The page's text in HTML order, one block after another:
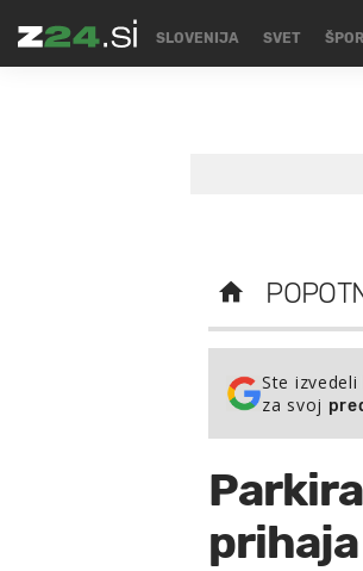
SLOVENIJA SVET
Ste
za svoj